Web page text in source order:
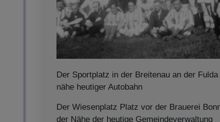
Der Sportplatz in der Breitenau an der Fulda
nähe heutiger Autobahn
Der Wiesenplatz Platz vor der Brauerei
der Nähe der heutige Gemeindeverwaltung